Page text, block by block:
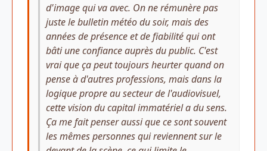
d'image qui va avec. On ne rémunère pas
juste le bulletin météo du soir, mais des
années de présence et de fiabilité qui ont
bâti une confiance auprès du public. C'est
vrai que ça peut toujours heurter quand on
pense à d'autres professions, mais dans la
logique propre au secteur de l'audiovisuel,
cette vision du capital immatériel a du sens.
Ça me fait penser aussi que ce sont souvent
les mêmes personnes qui reviennent sur le